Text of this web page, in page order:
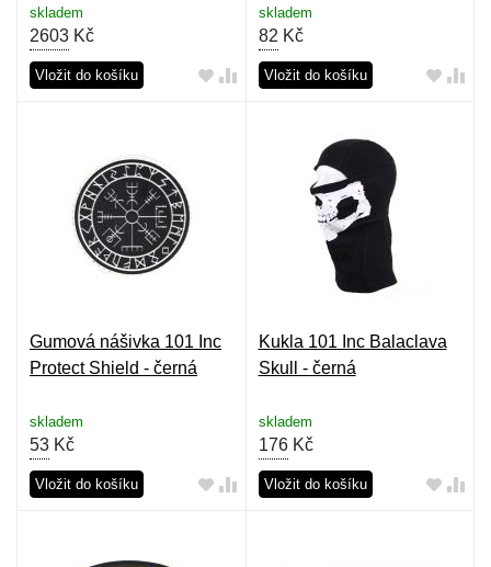
skladem
2603 Kč
Vložit do košíku
skladem
82 Kč
Vložit do košíku
Gumová nášivka 101 Inc
Protect Shield - černá
skladem
53 Kč
Vložit do košíku
Kukla 101 Inc Balaclava
Skull - černá
skladem
176Kč
Vložit do košíku